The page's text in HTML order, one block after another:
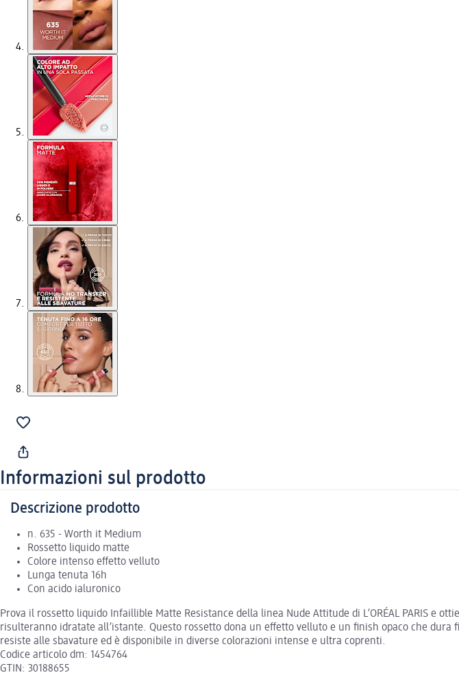
Informazioni sul prodotto
Descrizione prodotto
n. 635 - Worth it Medium
Rossetto liquido matte
Colore intenso effetto velluto
Lunga tenuta 16h
Con acido ialuronico
Prova il rossetto liquido Infaillible Matte Resistance della linea Nude Attitude di L’ORÉAL PARIS
risulteranno idratate all’istante. Questo rossetto dona un effetto velluto e un finish opaco che dura
resiste alle sbavature ed è disponibile in diverse colorazioni intense e ultra coprenti.
Codice articolo dm: 1454764
GTIN: 30188655